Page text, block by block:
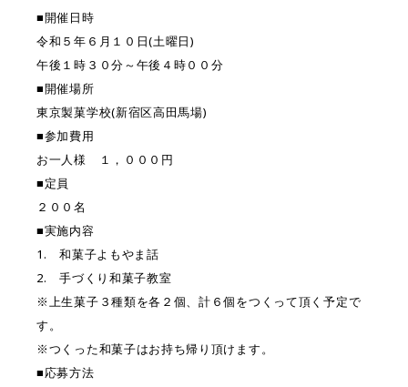
■開催日時
令和５年６月１０日(土曜日)
午後１時３０分～午後４時００分
■開催場所
東京製菓学校(新宿区高田馬場)
■参加費用
お一人様 １，０００円
■定員
２００名
■実施内容
1. 和菓子よもやま話
2. 手づくり和菓子教室
※上生菓子３種類を各２個、計６個をつくって頂く予定で
す。
※つくった和菓子はお持ち帰り頂けます。
■応募方法